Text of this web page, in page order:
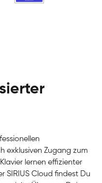
exklusiven Zugang zum
lernen effizienter
SIRIUS Cloud findest Du